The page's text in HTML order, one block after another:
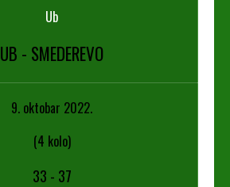
Ub
UB - SMEDEREVO
9. oktobar 2022.
(4 kolo)
33 - 37